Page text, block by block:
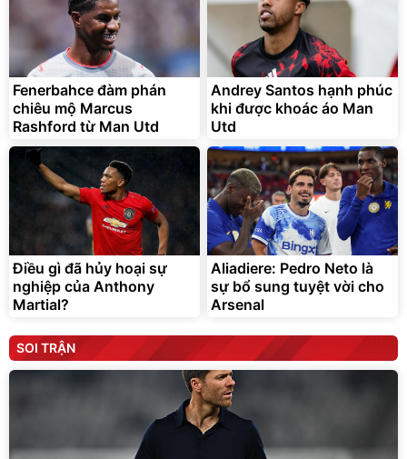
Fenerbahce đàm phán
chiêu mộ Marcus
Rashford từ Man Utd
Andrey Santos hạnh phúc
khi được khoác áo Man
Utd
Điều gì đã hủy hoại sự
nghiệp của Anthony
Martial?
Aliadiere: Pedro Neto là
sự bổ sung tuyệt vời cho
Arsenal
SOI TRẬN